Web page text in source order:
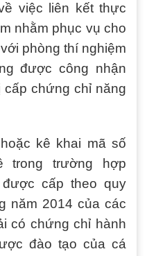
việc liên kết thực
nhằm phục vụ cho
phòng thí nghiệm
được công nhận
chứng chỉ năng
kê khai mã số
trong trường hợp
cấp theo quy
năm 2014 của các
có chứng chỉ hành
đào tạo của cá